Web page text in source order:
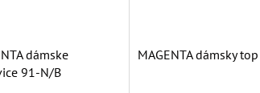
dámske
91-N/B
MAGENTA dámsky